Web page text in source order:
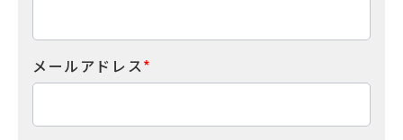
メールアドレス*